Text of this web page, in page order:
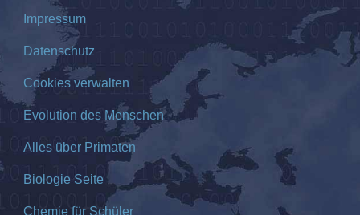
Impressum
Datenschutz
Cookies verwalten
Evolution des Menschen
Alles über Primaten
Biologie Seite
Chemie für Schüler